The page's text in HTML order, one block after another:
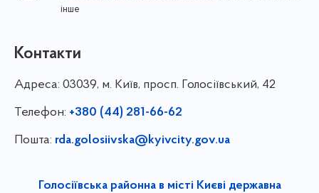
інше
Контакти
Адреса: 03039, м. Київ, просп. Голосіївський, 42
Телефон: +380 (44) 281-66-62
Пошта: rda.golosiivska@kyivcity.gov.ua
Голосіївська районна в місті Києві державна